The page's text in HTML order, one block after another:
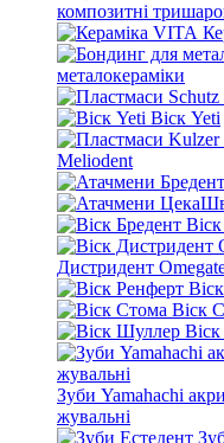
композитні
металокераміки
Віск Yeti
Meliodent
Дистридент
Віск
Зуби Yamahachi
жувальні